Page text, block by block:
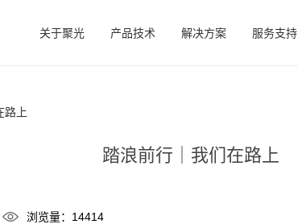
关于聚光 产品技术 解决方案 服务支持
路上
踏浪前行｜我们在路上
浏览量：14414